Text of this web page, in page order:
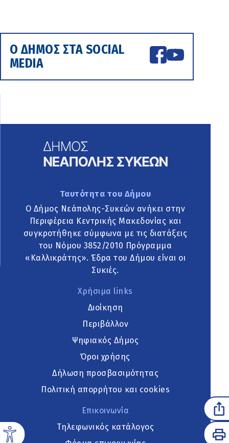
Ο ΔΗΜΟΣ ΣΤΑ SOCIAL
MEDIA
Ταυτότητα του Δήμου
Ο Δήμος Νεάπολης-Συκεών ανήκει στην
Περιφέρεια Κεντρικής Μακεδονίας και
συγκροτήθηκε σύμφωνα με τις διατάξεις
του Νόμου 3852/2010 Πρόγραμμα
«Καλλικράτης». Έδρα του Δήμου είναι οι
Συκιές.
Χρήσιμα links
Διοίκηση
Περιβάλλον
Ψηφιακός Δήμος
Όροι χρήσης
Δήλωση προσβασιμότητας
Πολιτική απορρήτου και cookies
Επικοινωνία
Τηλεφωνικός κατάλογος